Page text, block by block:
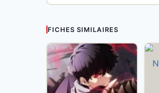
FICHES SIMILAIRES